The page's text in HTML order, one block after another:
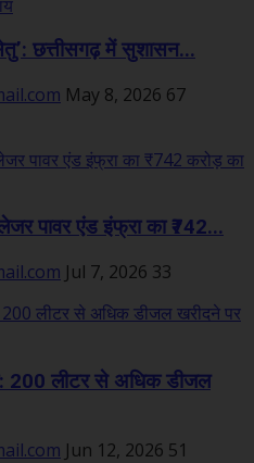
छत्तीसगढ़ में सुशासन...
May 8, 2026 67
पावर एंड इंफ्रा का ₹742...
Jul 7, 2026 33
200 लीटर से अधिक डीजल
Jun 12, 2026 51